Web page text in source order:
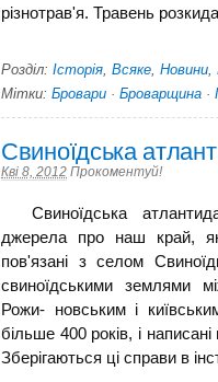
різнотрав'я. Травень
Розділ: Історія Всяке Новини
Мітки: Бровари · Броварщина ·
Свиноїдська
Кві 8, 2012 Прокоментуй!
Свиноїдська атлантида
джерела про наш край,
пов'язані з селом
свиноїдськими землями
Рожи- новським і
більше 400 років, і
Зберігаються ці справи в